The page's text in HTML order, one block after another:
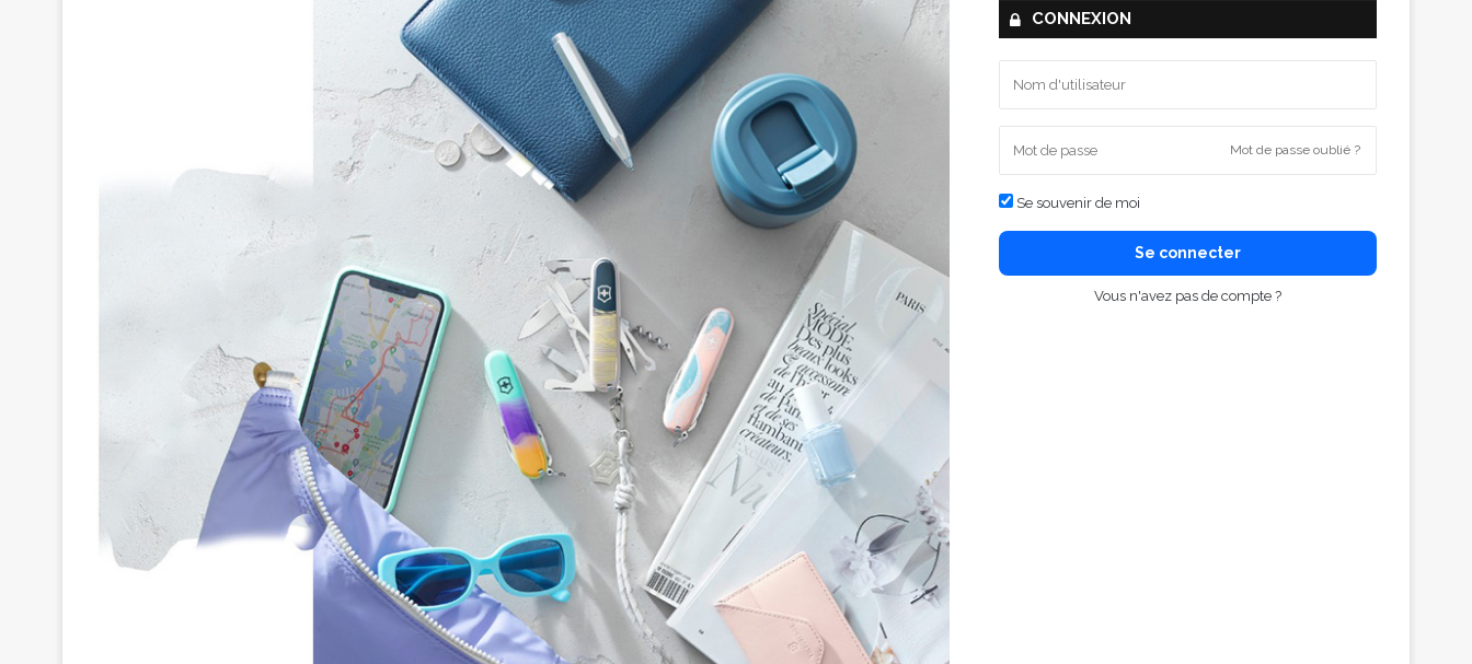
CONNEXION
Mot de passe oublié ?
Se souvenir de moi
Se connecter
Vous n'avez pas de compte ?